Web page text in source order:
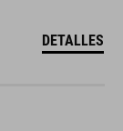
DETALLES